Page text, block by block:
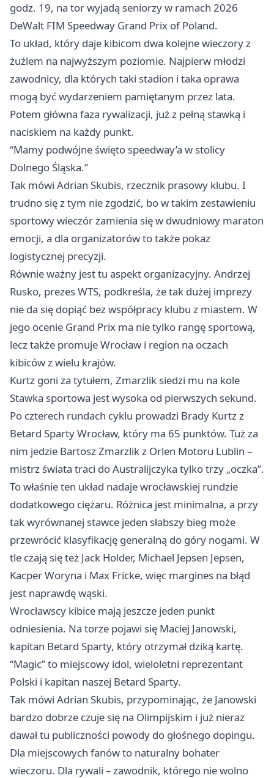
godz. 19, na tor wyjadą seniorzy w ramach 2026
DeWalt FIM Speedway Grand Prix of Poland.
To układ, który daje kibicom dwa kolejne wieczory z
żużlem na najwyższym poziomie. Najpierw młodzi
zawodnicy, dla których taki stadion i taka oprawa
mogą być wydarzeniem pamiętanym przez lata.
Potem główna faza rywalizacji, już z pełną stawką i
naciskiem na każdy punkt.
“Mamy podwójne święto speedway’a w stolicy
Dolnego Śląska.”
Tak mówi Adrian Skubis, rzecznik prasowy klubu. I
trudno się z tym nie zgodzić, bo w takim zestawieniu
sportowy wieczór zamienia się w dwudniowy maraton
emocji, a dla organizatorów to także pokaz
logistycznej precyzji.
Równie ważny jest tu aspekt organizacyjny. Andrzej
Rusko, prezes WTS, podkreśla, że tak dużej imprezy
nie da się dopiąć bez współpracy klubu z miastem. W
jego ocenie Grand Prix ma nie tylko rangę sportową,
lecz także promuje Wrocław i region na oczach
kibiców z wielu krajów.
Kurtz goni za tytułem, Zmarzlik siedzi mu na kole
Stawka sportowa jest wysoka od pierwszych sekund.
Po czterech rundach cyklu prowadzi Brady Kurtz z
Betard Sparty Wrocław, który ma 65 punktów. Tuż za
nim jedzie Bartosz Zmarzlik z Orlen Motoru Lublin –
mistrz świata traci do Australijczyka tylko trzy „oczka”.
To właśnie ten układ nadaje wrocławskiej rundzie
dodatkowego ciężaru. Różnica jest minimalna, a przy
tak wyrównanej stawce jeden słabszy bieg może
przewrócić klasyfikację generalną do góry nogami. W
tle czają się też Jack Holder, Michael Jepsen Jepsen,
Kacper Woryna i Max Fricke, więc margines na błąd
jest naprawdę wąski.
Wrocławscy kibice mają jeszcze jeden punkt
odniesienia. Na torze pojawi się Maciej Janowski,
kapitan Betard Sparty, który otrzymał dziką kartę.
“Magic” to miejscowy idol, wieloletni reprezentant
Polski i kapitan naszej Betard Sparty.
Tak mówi Adrian Skubis, przypominając, że Janowski
bardzo dobrze czuje się na Olimpijskim i już nieraz
dawał tu publiczności powody do głośnego dopingu.
Dla miejscowych fanów to naturalny bohater
wieczoru. Dla rywali – zawodnik, którego nie wolno